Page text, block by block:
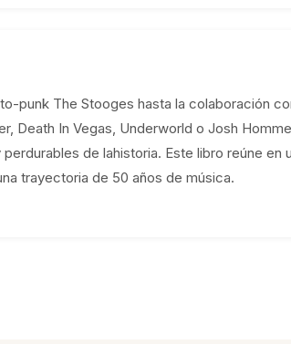
punk The Stooges hasta la colaboración
Death In Vegas, Underworld o Josh
de lahistoria. Este libro reúne en
trayectoria de 50 años de música.